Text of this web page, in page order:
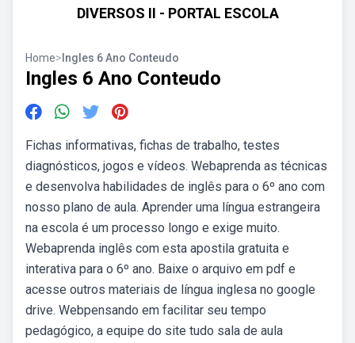
DIVERSOS II - PORTAL ESCOLA
Home> Ingles 6 Ano Conteudo
Ingles 6 Ano Conteudo
Fichas informativas, fichas de trabalho, testes
diagnósticos, jogos e vídeos. Webaprenda as técnicas
e desenvolva habilidades de inglês para o 6º ano com
nosso plano de aula. Aprender uma língua estrangeira
na escola é um processo longo e exige muito.
Webaprenda inglês com esta apostila gratuita e
interativa para o 6º ano. Baixe o arquivo em pdf e
acesse outros materiais de língua inglesa no google
drive. Webpensando em facilitar seu tempo
pedagógico, a equipe do site tudo sala de aula